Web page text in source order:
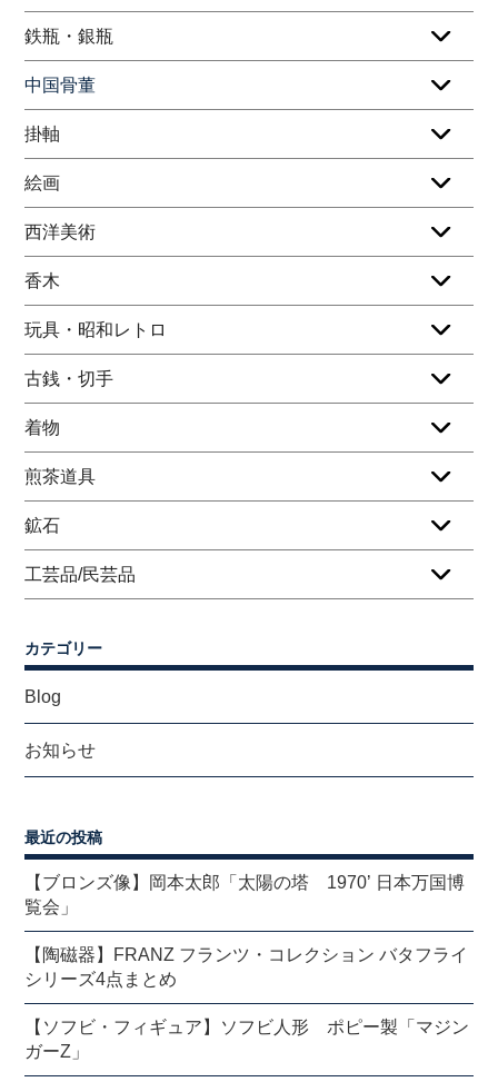
鉄瓶・銀瓶
中国骨董
掛軸
絵画
西洋美術
香木
玩具・昭和レトロ
古銭・切手
着物
煎茶道具
鉱石
工芸品/民芸品
カテゴリー
Blog
お知らせ
最近の投稿
【ブロンズ像】岡本太郎「太陽の塔 1970’ 日本万国博
覧会」
【陶磁器】FRANZ フランツ・コレクション バタフライ
シリーズ4点まとめ
【ソフビ・フィギュア】ソフビ人形 ポピー製「マジン
ガーZ」